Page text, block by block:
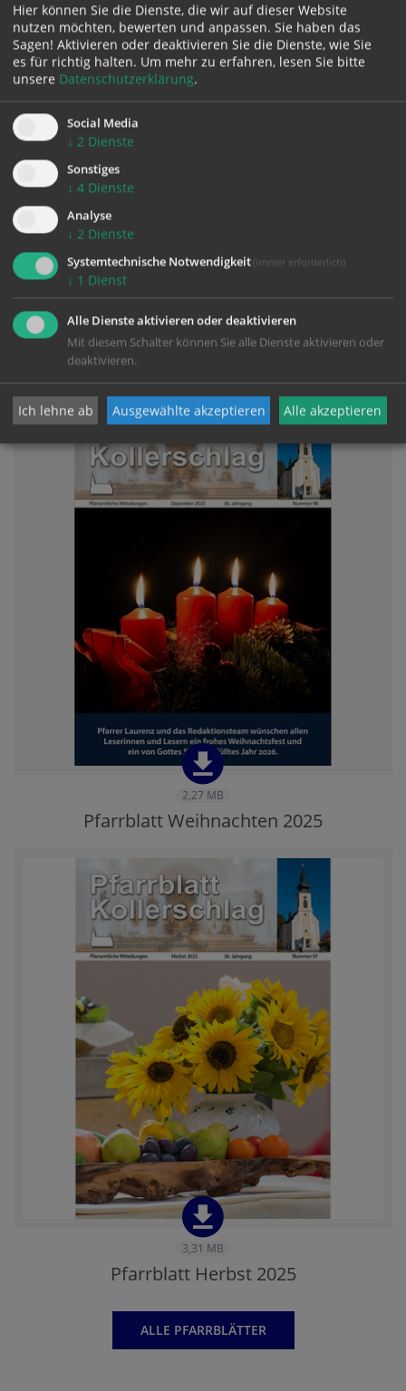
2,63 MB
Pfarrblatt Ostern 2026
2,27 MB
Pfarrblatt Weihnachten 2025
3,31 MB
Pfarrblatt Herbst 2025
ALLE PFARRBLÄTTER
Hier können Sie die Dienste, die wir auf dieser Website
nutzen möchten, bewerten und anpassen. Sie haben das
Sagen! Aktivieren oder deaktivieren Sie die Dienste, wie Sie
es für richtig halten. Um mehr zu erfahren, lesen Sie bitte
unsere Datenschutzerklärung.
Social Media
↓ 2 Dienste
Sonstiges
↓ 4 Dienste
Analyse
↓ 2 Dienste
Systemtechnische Notwendigkeit (immer erforderlich)
↓ 1 Dienst
Alle Dienste aktivieren oder deaktivieren
Mit diesem Schalter können Sie alle Dienste aktivieren oder
deaktivieren.
Ich lehne ab Ausgewählte akzeptieren Alle akzeptieren